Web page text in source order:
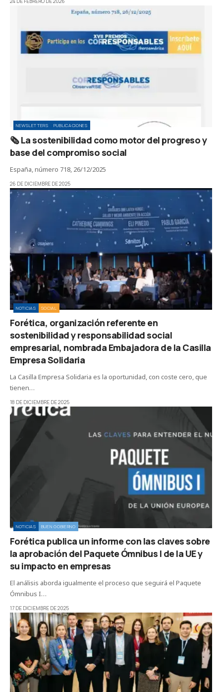
NEWSLETTERS PUBLICACIONES
🗞️ La sostenibilidad como motor del progreso y
base del compromiso social
España, número 718, 26/12/2025
26 DE DICIEMBRE DE 2025
NOTICIAS SOCIAL
Forética, organización referente en
sostenibilidad y responsabilidad social
empresarial, nombrada Embajadora de la Casilla
Empresa Solidaria
La Casilla Empresa Solidaria es la oportunidad, con coste cero, que
tienen…
18 DE DICIEMBRE DE 2025
NOTICIAS BUEN GOBIERNO
Forética publica un informe con las claves sobre
la aprobación del Paquete Ómnibus I de la UE y
su impacto en empresas
El análisis aborda igualmente el proceso que seguirá el Paquete
Ómnibus I…
17 DE DICIEMBRE DE 2025